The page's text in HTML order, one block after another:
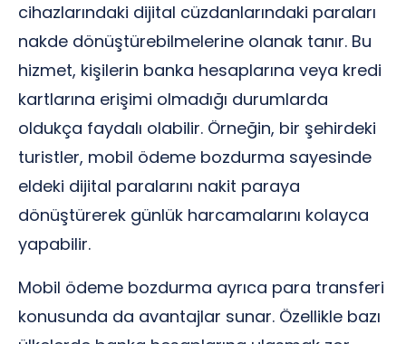
cihazlarındaki dijital cüzdanlarındaki paraları
nakde dönüştürebilmelerine olanak tanır. Bu
hizmet, kişilerin banka hesaplarına veya kredi
kartlarına erişimi olmadığı durumlarda
oldukça faydalı olabilir. Örneğin, bir şehirdeki
turistler, mobil ödeme bozdurma sayesinde
eldeki dijital paralarını nakit paraya
dönüştürerek günlük harcamalarını kolayca
yapabilir.
Mobil ödeme bozdurma ayrıca para transferi
konusunda da avantajlar sunar. Özellikle bazı